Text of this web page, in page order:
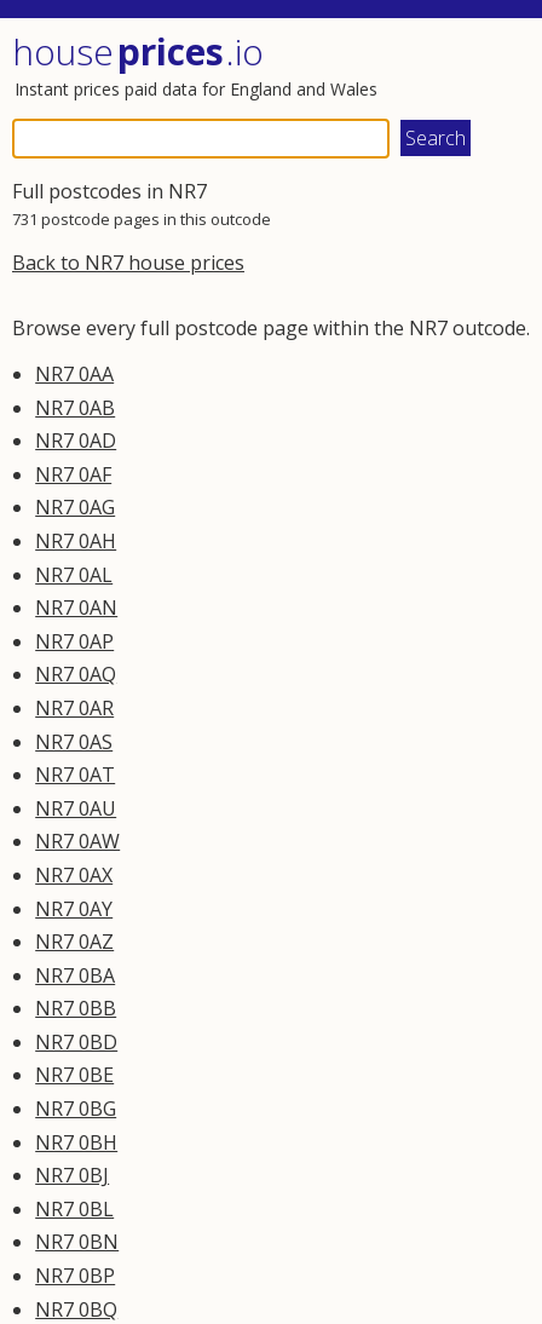
houseprices.io
Instant prices paid data for England and Wales
Full postcodes in NR7
731 postcode pages in this outcode
Back to NR7 house prices
Browse every full postcode page within the NR7 outcode.
NR7 0AA
NR7 0AB
NR7 0AD
NR7 0AF
NR7 0AG
NR7 0AH
NR7 0AL
NR7 0AN
NR7 0AP
NR7 0AQ
NR7 0AR
NR7 0AS
NR7 0AT
NR7 0AU
NR7 0AW
NR7 0AX
NR7 0AY
NR7 0AZ
NR7 0BA
NR7 0BB
NR7 0BD
NR7 0BE
NR7 0BG
NR7 0BH
NR7 0BJ
NR7 0BL
NR7 0BN
NR7 0BP
NR7 0BQ